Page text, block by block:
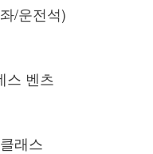
/운전석)
스 벤츠
래스